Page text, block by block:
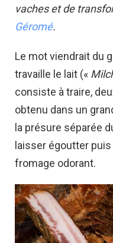
vaches et de
Géromé.
Le mot viendrait du
travaille le lait («
consiste à traire,
obtenu dans un
la présure séparée
laisser égoutter
fromage odorant.